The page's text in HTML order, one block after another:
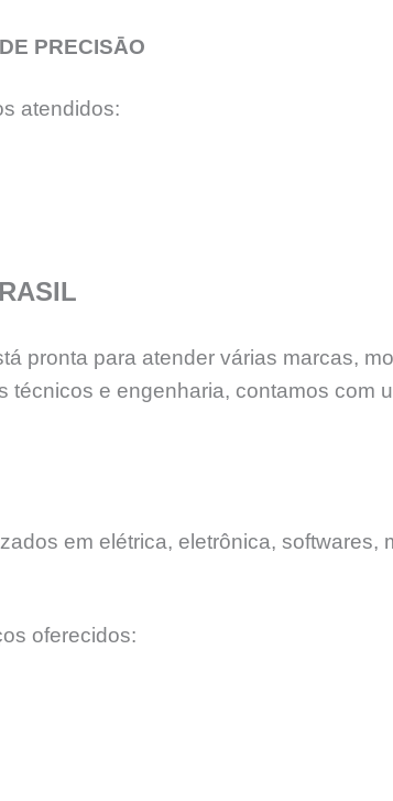
PRECISĀO
atendidos:
pronta para atender várias marcas,
técnicos e engenharia, contamos com
em elétrica, eletrônica,
oferecidos: